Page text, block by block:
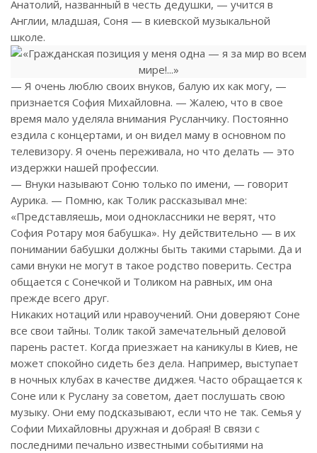
Анатолий, названный в честь дедушки, — учится в
Англии, младшая, Соня — в киевской музыкальной
школе.
— Я очень люблю своих внуков, балую их как могу, —
признается София Михайловна. — Жалею, что в свое
время мало уделяла внимания Русланчику. Постоянно
ездила с концертами, и он видел маму в основном по
телевизору. Я очень переживала, но что делать — это
издержки нашей профессии.
— Внуки называют Соню только по имени, — говорит
Аурика. — Помню, как Толик рассказывал мне:
«Представляешь, мои одноклассники не верят, что
София Ротару моя бабушка». Ну действительно — в их
понимании бабушки должны быть такими старыми. Да и
сами внуки не могут в такое родство поверить. Сестра
общается с Сонечкой и Толиком на равных, им она
прежде всего друг.
Никаких нотаций или нравоучений. Они доверяют Соне
все свои тайны. Толик такой замечательный деловой
парень растет. Когда приезжает на каникулы в Киев, не
может спокойно сидеть без дела. Например, выступает
в ночных клубах в качестве диджея. Часто обращается к
Соне или к Руслану за советом, дает послушать свою
музыку. Они ему подсказывают, если что не так. Семья у
Софии Михайловны дружная и добрая! В связи с
последними печально известными событиями на